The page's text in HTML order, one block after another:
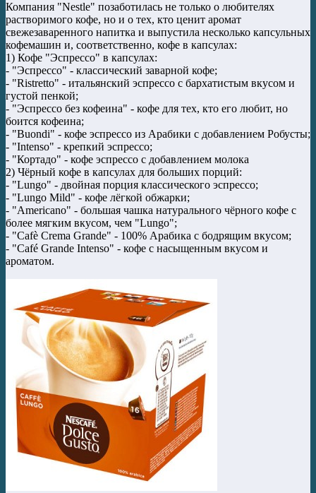
Компания "Nestle" позаботилась не только о любителях
растворимого кофе, но и о тех, кто ценит аромат
свежезаваренного напитка и выпустила несколько капсульных
кофемашин и, соответственно, кофе в капсулах:
1) Кофе "Эспрессо" в капсулах:
- "Эспрессо" - классический заварной кофе;
- "Ristretto" - итальянский эспрессо с бархатистым вкусом и
густой пенкой;
- "Эспрессо без кофеина" - кофе для тех, кто его любит, но
боится кофеина;
- "Buondi" - кофе эспрессо из Арабики с добавлением Робусты;
- "Intenso" - крепкий эспрессо;
- "Кортадо" - кофе эспрессо с добавлением молока
2) Чёрный кофе в капсулах для больших порций:
- "Lungo" - двойная порция классического эспрессо;
- "Lungo Mild" - кофе лёгкой обжарки;
- "Americano" - большая чашка натурального чёрного кофе с
более мягким вкусом, чем "Lungo";
- "Cafè Crema Grande" - 100% Арабика с бодрящим вкусом;
- "Café Grande Intenso" - кофе с насыщенным вкусом и
ароматом.